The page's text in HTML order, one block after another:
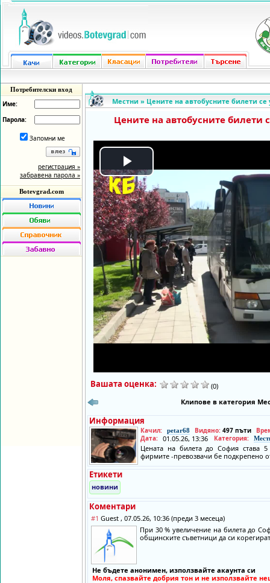
Потребителски вход
Име:
Парола:
Запомни ме
регистрация »
забравена парола »
Botevgrad.com
Местни » Цените на автобусните билети се
Цените на автобусните билети
Play
Video
Вашата оценка:
(0)
Клипове в категория
Информация
Качил: petar68 Видяно: 497 пъти
Дата: 01.05.26, 13:36 Категория:
Цената на билета до София става
фирмите -превозвачи бе подкрепено
Етикети
новини
Коментари
#1 Guest , 07.05.26, 10:36 (преди 3 месеца)
При 30 % увеличение на билета до
общинските съветници да си
Не бъдете анонимен, използвайте акаунта си
Моля, спазвайте добрия тон и не използвайте